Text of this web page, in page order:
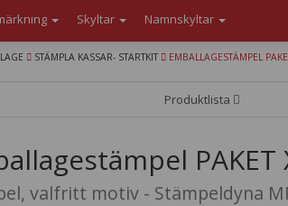
Skyltar Namnskyltar
STÄMPLA KASSAR- STARTKIT EMBALLAGESTÄMPEL
Produktlista
valfritt motiv - Stämpeldyna